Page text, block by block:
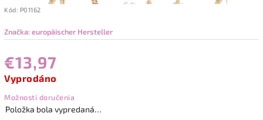
Kód: P01162
Značka:europäischer Hersteller
€13,97
Vyprodáno
Možnosti doručenia
Položka bola vypredaná…